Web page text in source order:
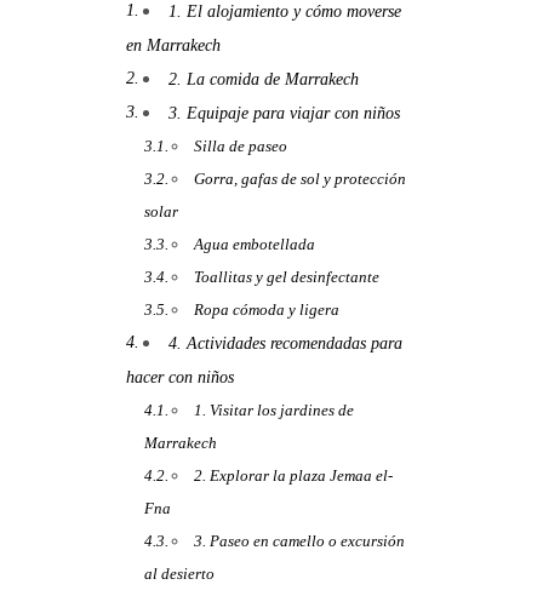
1. El alojamiento y cómo moverse
en Marrakech
2. La comida de Marrakech
3. Equipaje para viajar con niños
Silla de paseo
Gorra, gafas de sol y protección
solar
Agua embotellada
Toallitas y gel desinfectante
Ropa cómoda y ligera
4. Actividades recomendadas para
hacer con niños
1. Visitar los jardines de
Marrakech
2. Explorar la plaza Jemaa el-
Fna
3. Paseo en camello o excursión
al desierto